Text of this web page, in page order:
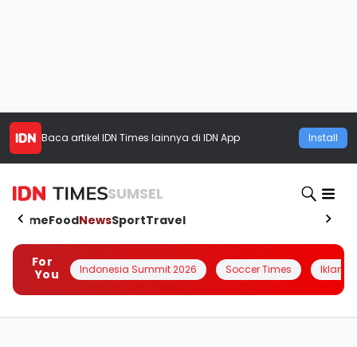
Baca artikel IDN Times lainnya di IDN App Install
SUMSEL
HomeFoodNewsSportTravel
For
You
Indonesia Summit 2026 Soccer Times Iklanin